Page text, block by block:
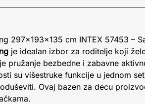
297x193x135 cm INTEX 57453 –
je idealan izbor za roditelje koji
pružanje bezbedne i zabavne
su višestruke funkcije u jednom
Ovaj bazen za decu